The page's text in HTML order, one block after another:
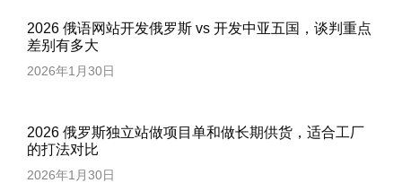
2026 俄语网站开发俄罗斯 vs 开发中亚五国，谈判重点
差别有多大
2026年1月30日
2026 俄罗斯独立站做项目单和做长期供货，适合工厂
的打法对比
2026年1月30日